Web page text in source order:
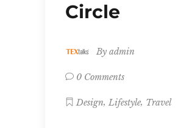
Circle
By admin
0 Comments
Design, Lifestyle, Travel